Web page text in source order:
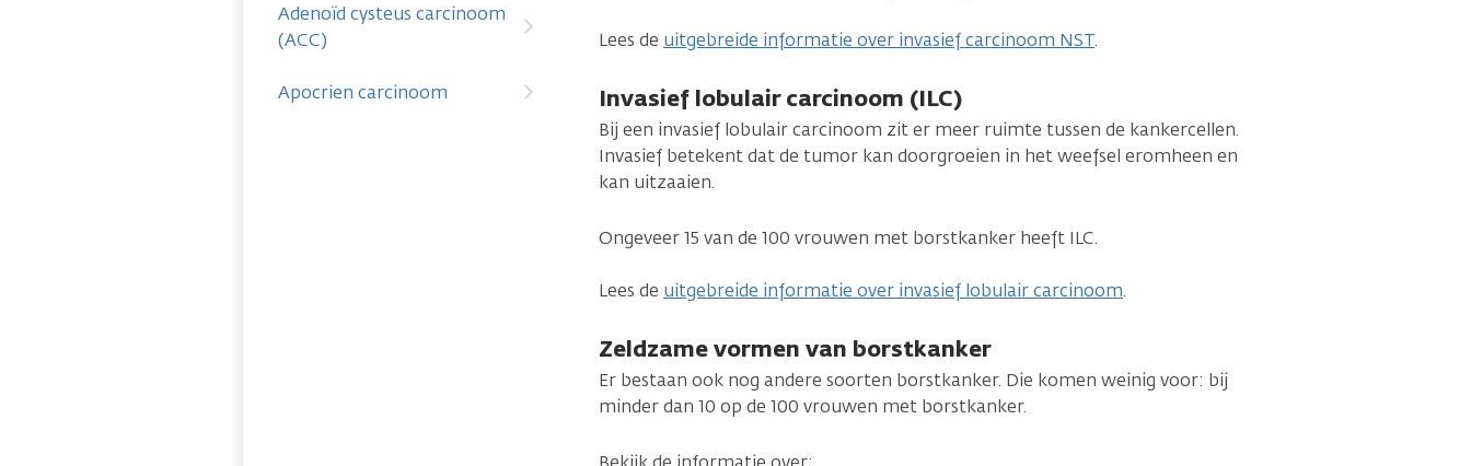
Adenoïd cysteus carcinoom
(ACC)
Apocrien carcinoom
Lees de uitgebreide informatie over invasief carcinoom NST.
Invasief lobulair carcinoom (ILC)
Bij een invasief lobulair carcinoom zit er meer ruimte tussen de kankercellen.
Invasief betekent dat de tumor kan doorgroeien in het weefsel eromheen en
kan uitzaaien.
Ongeveer 15 van de 100 vrouwen met borstkanker heeft ILC.
Lees de uitgebreide informatie over invasief lobulair carcinoom.
Zeldzame vormen van borstkanker
Er bestaan ook nog andere soorten borstkanker. Die komen weinig voor: bij
minder dan 10 op de 100 vrouwen met borstkanker.